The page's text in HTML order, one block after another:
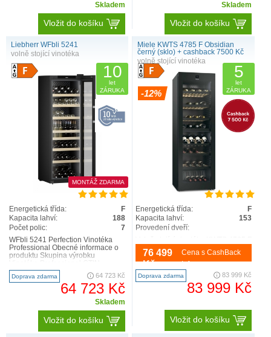
Skladem
Vložit do košíku
Skladem
Vložit do košíku
Liebherr WFbli 5241
volně stojící vinotéka
10
let
ZÁRUKA
MONTÁŽ ZDARMA
Energetická třída:
F
Kapacita lahví:
188
Počet polic:
7
WFbli 5241 Perfection Vinotéka
Professional Obecné informace o
produktu Skupina výrobku
9005382244074 Klasifikace ..
Doprava zdarma 64 723 Kč
64 723 Kč
Skladem
Vložit do košíku
Miele KWTS 4785 F Obsidian
černý (sklo) + cashback 7500 Kč
volně stojící vinotéka
-12%
5
let
ZÁRUKA
Energetická třída:
F
Kapacita lahví:
153
Provedení dveří:
125 Gala Ed Obsidian černý (sklo)
s rošty PresenterFrame, dvěma
samostatnými teplotními zónami a
ActiveHumidity. ..
76 499
Kč
Cena s CashBack
Info
Doprava zdarma 83 999 Kč
83 999 Kč
Vložit do košíku